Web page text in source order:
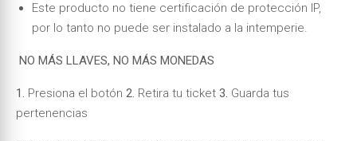
Este producto no tiene certificación de protección IP,
por lo tanto no puede ser instalado a la intemperie.
NO MÁS LLAVES, NO MÁS MONEDAS
1. Presiona el botón 2. Retira tu ticket 3. Guarda tus
pertenencias